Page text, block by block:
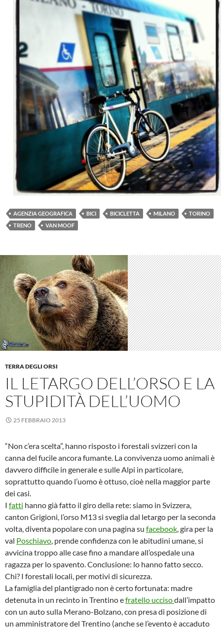
AGENZIA GEOGRAFICA BICI BICICLETTA MILANO
TORINO
TRENO
VAN MOOF
TERRA DEGLI ORSI
IL LETARGO DELL’ORSO E LA
STUPIDITÀ DELL’UOMO
25 FEBBRAIO 2013
“Non c’era scelta”, hanno risposto i forestali svizzeri con la
canna del fucile ancora fumante. La convivenza uomo animali è
davvero difficile in generale e sulle Alpi in particolare,
soprattutto quando l’uomo è ottuso, cioè nella maggior parte
dei casi.
I fatti hanno già fatto il giro della rete: siamo in Svizzera,
canton Grigioni, l’orso M13 si sveglia dal letargo per la seconda
volta, diventa popolare con una pagina su facebook, gira per la
val Poschiavo, prende confidenza con le abitudini umane, si
avvicina troppo alle case fino a mandare all’ospedale una
ragazza per lo spavento. Conclusione: lo hanno fatto secco.
Chi? I forestali locali, per motivi di sicurezza.
La famiglia del plantigrado non è certo fortunata: madre
detenuta in un recinto in Trentino efratello uccisodall’impatto
con un auto sulla Merano-Bolzano, con presa di posizione di
un amministratore del Trentino (anche se l’evento è accaduto